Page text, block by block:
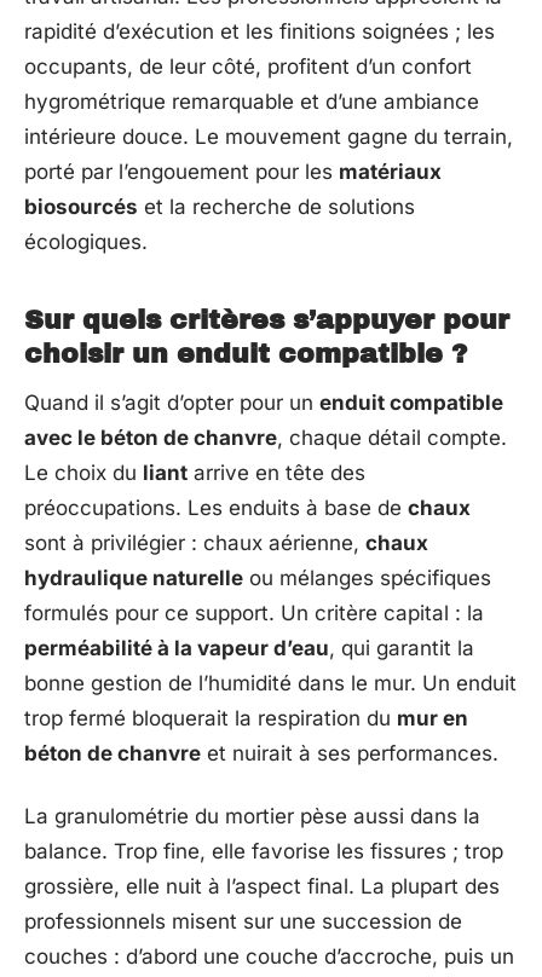
rapidité d’exécution et les finitions soignées ; les
occupants, de leur côté, profitent d’un confort
hygrométrique remarquable et d’une ambiance
intérieure douce. Le mouvement gagne du terrain,
porté par l’engouement pour les matériaux
biosourcés et la recherche de solutions
écologiques.
Sur quels critères s’appuyer pour
choisir un enduit compatible ?
Quand il s’agit d’opter pour un enduit compatible
avec le béton de chanvre, chaque détail compte.
Le choix du liant arrive en tête des
préoccupations. Les enduits à base de chaux
sont à privilégier : chaux aérienne, chaux
hydraulique naturelle ou mélanges spécifiques
formulés pour ce support. Un critère capital : la
perméabilité à la vapeur d’eau, qui garantit la
bonne gestion de l’humidité dans le mur. Un enduit
trop fermé bloquerait la respiration du mur en
béton de chanvre et nuirait à ses performances.
La granulométrie du mortier pèse aussi dans la
balance. Trop fine, elle favorise les fissures ; trop
grossière, elle nuit à l’aspect final. La plupart des
professionnels misent sur une succession de
couches : d’abord une couche d’accroche, puis un